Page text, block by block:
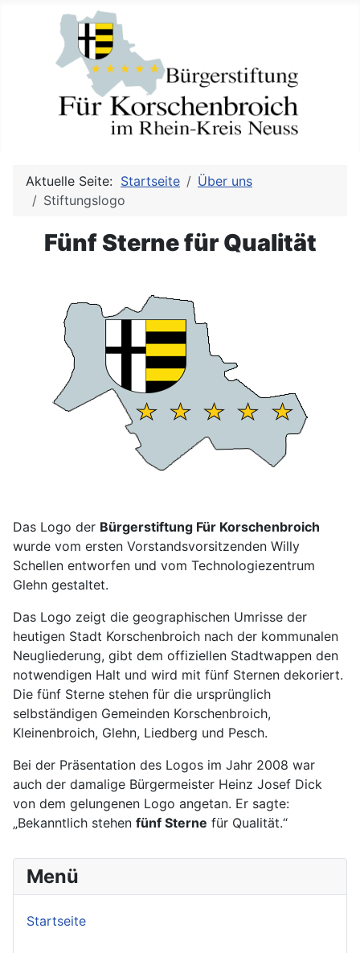
Menü
Startseite
Aktuelle Seite: Startseite
Über uns
Stiftungslogo
Fünf Sterne für Qualität
Das Logo der Bürgerstiftung Für Korschenbroich
wurde vom ersten Vorstandsvorsitzenden Willy
Schellen entworfen und vom Technologiezentrum
Glehn gestaltet.
Das Logo zeigt die geographischen Umrisse der
heutigen Stadt Korschenbroich nach der kommunalen
Neugliederung, gibt dem offiziellen Stadtwappen den
notwendigen Halt und wird mit fünf Sternen dekoriert.
Die fünf Sterne stehen für die ursprünglich
selbständigen Gemeinden Korschenbroich,
Kleinenbroich, Glehn, Liedberg und Pesch.
Bei der Präsentation des Logos im Jahr 2008 war
auch der damalige Bürgermeister Heinz Josef Dick
von dem gelungenen Logo angetan. Er sagte:
„Bekanntlich stehen fünf Sterne für Qualität.“